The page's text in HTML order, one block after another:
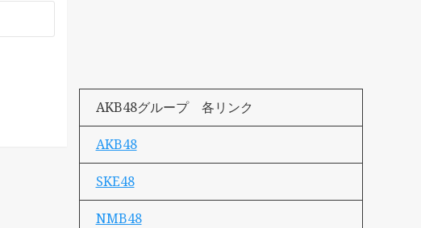
AKB48グループ 各リンク
AKB48
SKE48
NMB48